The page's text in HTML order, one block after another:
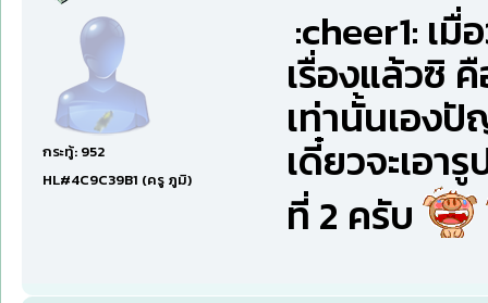
กระทู้: 952
HL#4C9C39B1 (ครู ภูมิ)
:cheer1: เ
เรื่องแล้วซิ
เท่านั้นเอง
เดี๋ยวจะเอา
ที่ 2 ครับ